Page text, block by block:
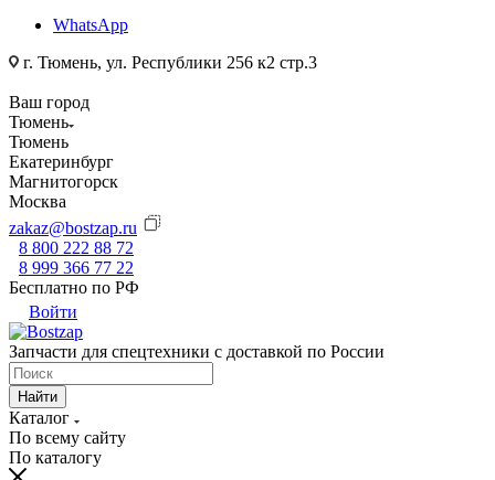
WhatsApp
г. Тюмень, ул. Республики 256 к2 стр.3
Ваш город
Тюмень
Тюмень
Екатеринбург
Магнитогорск
Москва
zakaz@bostzap.ru
8 800 222 88 72
8 999 366 77 22
Бесплатно по РФ
Войти
Запчасти для спецтехники с доставкой по России
Найти
Каталог
По всему сайту
По каталогу